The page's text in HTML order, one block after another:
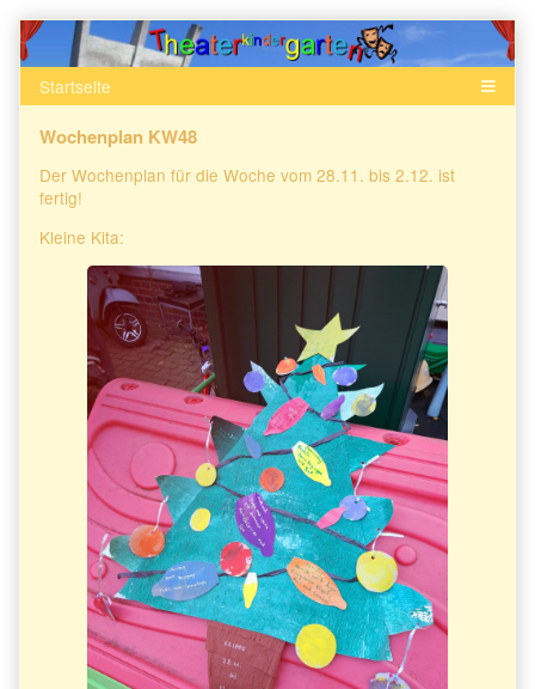
Skip
to
content
Wochenplan KW48
Der Wochenplan für die Woche vom 28.11. bis 2.12. ist
fertig!
Kleine Kita: